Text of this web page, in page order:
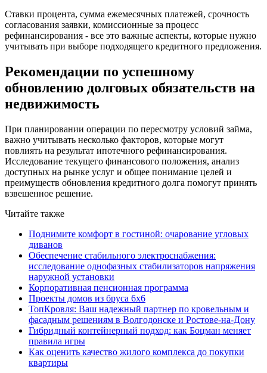
Ставки процента, сумма ежемесячных платежей, срочность
согласования заявки, комиссионные за процесс
рефинансирования - все это важные аспекты, которые нужно
учитывать при выборе подходящего кредитного предложения.
Рекомендации по успешному
обновлению долговых обязательств на
недвижимость
При планировании операции по пересмотру условий займа,
важно учитывать несколько факторов, которые могут
повлиять на результат ипотечного рефинансирования.
Исследование текущего финансового положения, анализ
доступных на рынке услуг и общее понимание целей и
преимуществ обновления кредитного долга помогут принять
взвешенное решение.
Читайте также
Поднимите комфорт в гостиной: очарование угловых
диванов
Обеспечение стабильного электроснабжения:
исследование однофазных стабилизаторов напряжения
наружной установки
Корпоративная пенсионная программа
Проекты домов из бруса 6х6
ТопКровля: Ваш надежный партнер по кровельным и
фасадным решениям в Волгодонске и Ростове-на-Дону
Гибридный контейнерный подход: как Боцман меняет
правила игры
Как оценить качество жилого комплекса до покупки
квартиры